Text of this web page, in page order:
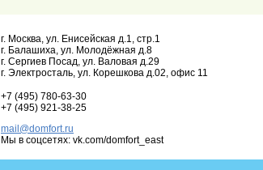
г. Москва, ул. Енисейская д.1, стр.1
г. Балашиха, ул. Молодёжная д.8
г. Сергиев Посад, ул. Валовая д.29
г. Электросталь, ул. Корешкова д.02, офис 11
+7 (495) 780-63-30
+7 (495) 921-38-25
mail@domfort.ru
Мы в соцсетях: vk.com/domfort_east